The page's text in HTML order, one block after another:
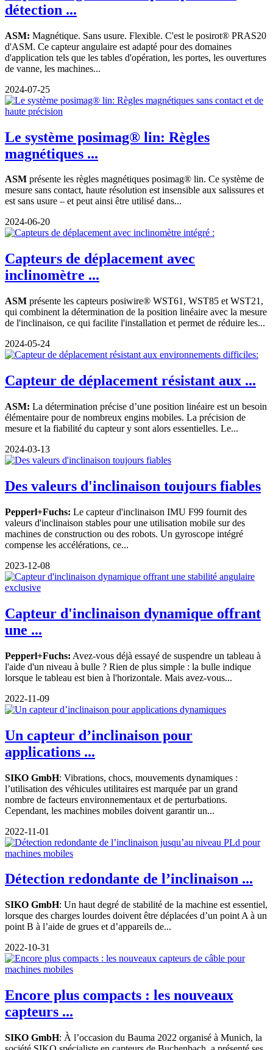
détection ...
ASM: Magnétique. Sans usure. Flexible. C'est le posirot® PRAS20
d'ASM. Ce capteur angulaire est adapté pour des domaines
d'application tels que les tables d'opération, les portes, les ouvertures
de vanne, les machines...
2024-07-25
Le système posimag® lin: Règles
magnétiques ...
ASM présente les règles magnétiques posimag® lin. Ce système de
mesure sans contact, haute résolution est insensible aux salissures et
est sans usure – et peut ainsi être utilisé dans...
2024-06-20
Capteurs de déplacement avec
inclinomètre ...
ASM présente les capteurs posiwire® WST61, WST85 et WST21,
qui combinent la détermination de la position linéaire avec la mesure
de l'inclinaison, ce qui facilite l'installation et permet de réduire les...
2024-05-24
Capteur de déplacement résistant aux ...
ASM: La détermination précise d’une position linéaire est un besoin
élémentaire pour de nombreux engins mobiles. La précision de
mesure et la fiabilité du capteur y sont alors essentielles. Le...
2024-03-13
Des valeurs d'inclinaison toujours fiables
Pepperl+Fuchs: Le capteur d'inclinaison IMU F99 fournit des
valeurs d'inclinaison stables pour une utilisation mobile sur des
machines de construction ou des robots. Un gyroscope intégré
compense les accélérations, ce...
2023-12-08
Capteur d'inclinaison dynamique offrant
une ...
Pepperl+Fuchs: Avez-vous déjà essayé de suspendre un tableau à
l'aide d'un niveau à bulle ? Rien de plus simple : la bulle indique
lorsque le tableau est bien à l'horizontale. Mais avez-vous...
2022-11-09
Un capteur d’inclinaison pour
applications ...
SIKO GmbH: Vibrations, chocs, mouvements dynamiques :
l’utilisation des véhicules utilitaires est marquée par un grand
nombre de facteurs environnementaux et de perturbations.
Cependant, les machines mobiles doivent garantir un...
2022-11-01
Détection redondante de l’inclinaison ...
SIKO GmbH: Un haut degré de stabilité de la machine est essentiel,
lorsque des charges lourdes doivent être déplacées d’un point A à un
point B à l’aide de grues et d’appareils de...
2022-10-31
Encore plus compacts : les nouveaux
capteurs ...
SIKO GmbH: À l’occasion du Bauma 2022 organisé à Munich, la